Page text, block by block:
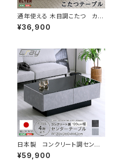
通年使える 木目調こたつ カー
ボンフラットヒーター付 105㎝×
75㎝幅 長方形 単品【ELTER-
¥36,900
日本製 コンクリート調センタ
ーテーブル 120cm幅 【Cra
y-クレイ-】 SH-24-CS120
¥59,900